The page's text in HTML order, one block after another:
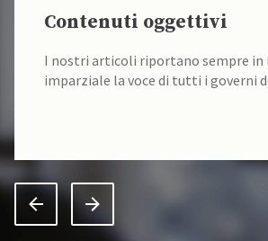
Contenuti oggettivi
I nostri articoli riportano sempre in
imparziale la voce di tutti i governi